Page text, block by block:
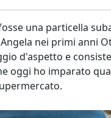
una particella
nei primi anni
d'aspetto e
oggi ho imparato